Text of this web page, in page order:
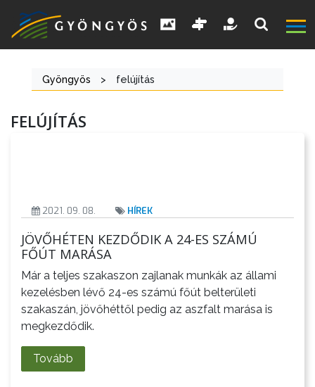
KIEMELT
LÁTVÁNYOSSÁGOK
GYÖNGYÖS
VÁROS
ÉRTÉKTÁRA
VÁROSUNKRÓL
Gyöngyös > felújítás
FELÚJÍTÁS
2021. 09. 08. HÍREK
JÖVŐHÉTEN KEZDŐDIK A 24-ES SZÁMÚ
FŐÚT MARÁSA
Már a teljes szakaszon zajlanak munkák az állami
kezelésben lévő 24-es számú főút belterületi
szakaszán, jövőhéttől pedig az aszfalt marása is
megkezdődik.
Tovább